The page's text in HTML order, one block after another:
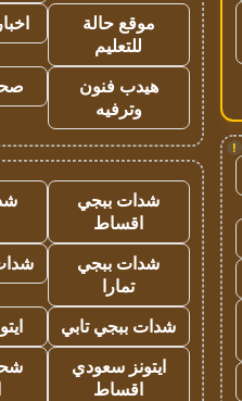
!
موقع حالة
للتعليم
اخبار 24 ساعة
هيدب فنون
وترفيه
شدات ببجي
اقساط
شدات ببجي
تمارا
شدات ببجي تابي
ايتونز سعودي
اقساط